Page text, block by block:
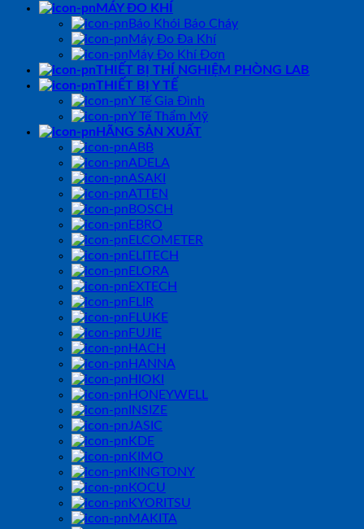
MÁY ĐO KHÍ
Báo Khói Báo Cháy
Máy Đo Đa Khí
Máy Đo Khí Đơn
THIẾT BỊ THÍ NGHIỆM PHÒNG LAB
THIẾT BỊ Y TẾ
Y Tế Gia Đình
Y Tế Thẩm Mỹ
HÃNG SẢN XUẤT
ABB
ADELA
ASAKI
ATTEN
BOSCH
EBRO
ELCOMETER
ELITECH
ELORA
EXTECH
FLIR
FLUKE
FUJIE
HACH
HANNA
HIOKI
HONEYWELL
INSIZE
JASIC
KDE
KIMO
KINGTONY
KOCU
KYORITSU
MAKITA